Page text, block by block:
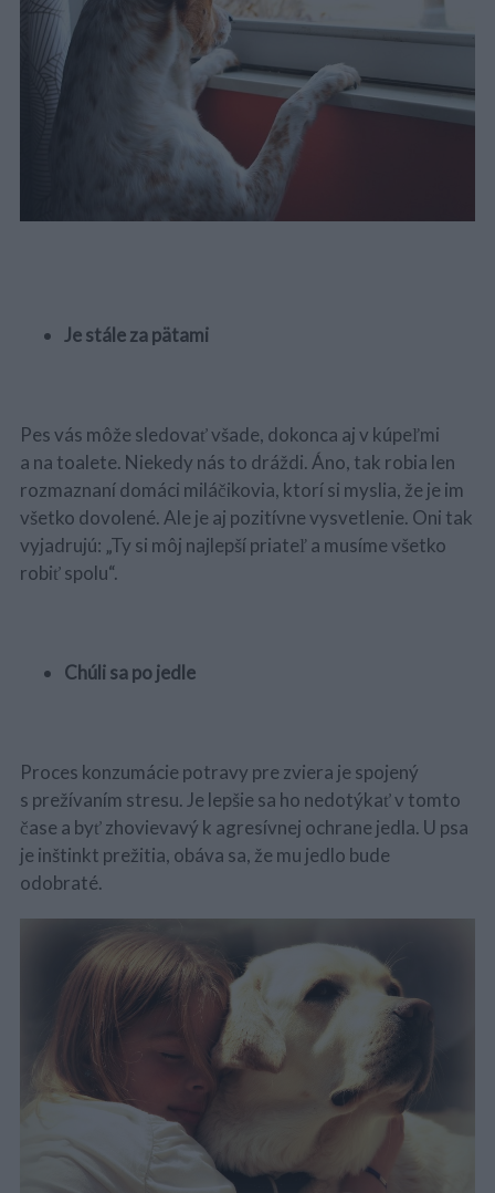
Je stále za pätami
Pes vás môže sledovať všade, dokonca aj v kúpeľmi
a na toalete. Niekedy nás to dráždi. Áno, tak robia len
rozmaznaní domáci miláčikovia, ktorí si myslia, že je im
všetko dovolené. Ale je aj pozitívne vysvetlenie. Oni tak
vyjadrujú: „Ty si môj najlepší priateľ a musíme všetko
robiť spolu“.
Chúli sa po jedle
Proces konzumácie potravy pre zviera je spojený
s prežívaním stresu. Je lepšie sa ho nedotýkať v tomto
čase a byť zhovievavý k agresívnej ochrane jedla. U psa
je inštinkt prežitia, obáva sa, že mu jedlo bude
odobraté.